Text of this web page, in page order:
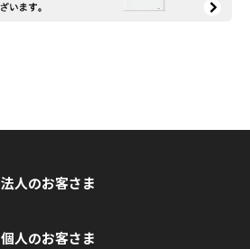
法人のお客さま
個人のお客さま